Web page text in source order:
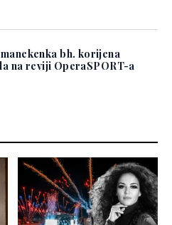
bh. korijena
na reviji OperaSPORT-a